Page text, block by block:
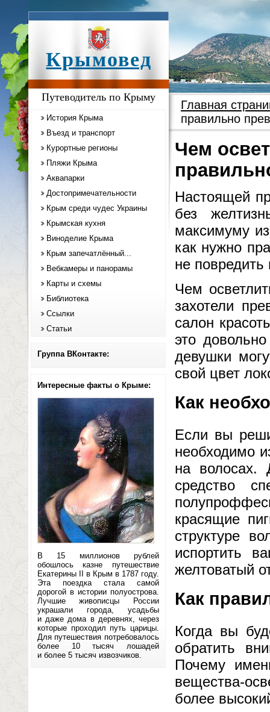
Крымовед
Путеводитель по Крыму
История Крыма
Въезд и транспорт
Курортные регионы
Пляжи Крыма
Аквапарки
Достопримечательности
Крым среди чудес Украины
Крымская кухня
Виноделие Крыма
Крым запечатлённый...
Вебкамеры и панорамы
Карты и схемы
Библиотека
Ссылки
Статьи
Группа ВКонтакте:
Интересные факты о Крыме:
В 15 миллионов рублей
обошлось казне путешествие
Екатерины II в Крым в 1787 году.
Эта поездка стала самой
дорогой в истории полуострова.
Лучшие живописцы России
украшали города, усадьбы
и даже дома в деревнях, через
которые проходил путь царицы.
Для путешествия потребовалось
более 10 тысяч лошадей
и более 5 тысяч извозчиков.
Главная
правильно
Чем
Настоящей
без
максимуму
как нужно
не повредить
Чем
захотели
салон
это
девушки
свой цвет
Как
Если вы
необходимо
на волосах.
средство
красящие
структуре
испортить
желтоватый
Как
Когда вы
обратить
Почему
вещества-
более